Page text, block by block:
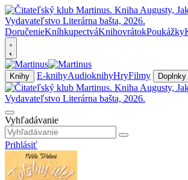
DoručenieKníhkupectváKnihovrátokPoukážky
Knihy E-knihyAudioknihyHryFilmy Doplnky
Vyhľadávanie
Prihlásiť